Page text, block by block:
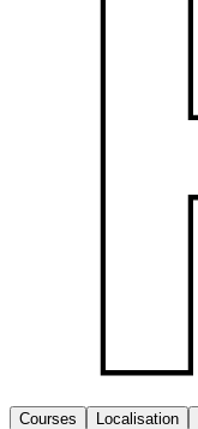
Courses Localisation